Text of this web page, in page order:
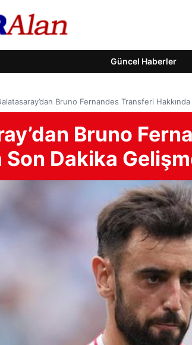
Güncel Haberler
Bruno Fernandes Transferi
Bruno
Son Dakika